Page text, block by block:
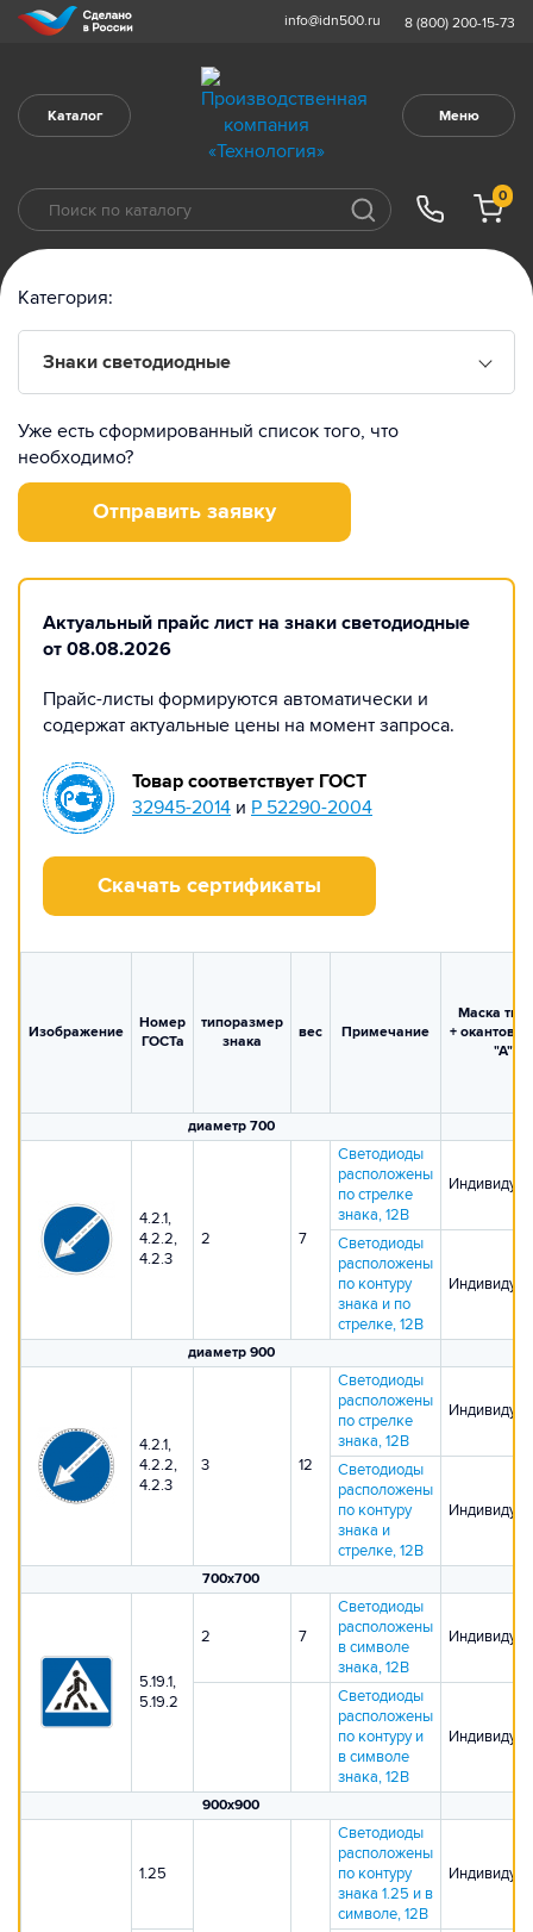
info@idn500.ru 8 (800) 200-15-73
Каталог Меню
0
Уже есть сформированный список того, что
необходимо?
Отправить заявку
Актуальный прайс лист на знаки светодиодные
от 08.08.2026
Прайс-листы формируются автоматически и
содержат актуальные цены на момент запроса.
Товар соответствует ГОСТ
32945-2014 и Р 52290-2004
Скачать сертификаты
Изображение
Номер
ГОСТа
типоразмер
знака
вес Примечание
Маска тип
+
"А"
диаметр 700
4.2.1,
4.2.2,
4.2.3
2 7
Светодиоды
расположены
по стрелке
знака, 12В
Светодиоды
расположены
по контуру
знака и по
стрелке, 12В
диаметр 900
4.2.1,
4.2.2,
4.2.3
3 12
Светодиоды
расположены
по стрелке
знака, 12В
Светодиоды
расположены
по контуру
знака и
стрелке, 12В
700х700
5.19.1,
5.19.2
2 7
Светодиоды
расположены
в символе
знака, 12В
Светодиоды
расположены
по контуру и
в символе
знака, 12В
900х900
1.25
Светодиоды
расположены
по контуру
знака 1.25 и в
символе, 12В
Категория:
Знаки светодиодные